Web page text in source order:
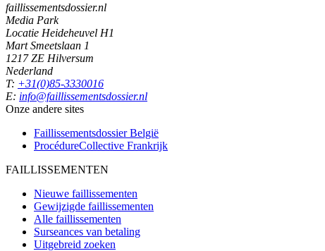
faillissementsdossier.nl
Media Park
Locatie Heideheuvel H1
Mart Smeetslaan 1
1217 ZE Hilversum
Nederland
T: +31(0)85-3330016
E: info@faillissementsdossier.nl
Onze andere sites
Faillissementsdossier België
ProcédureCollective Frankrijk
FAILLISSEMENTEN
Nieuwe faillissementen
Gewijzigde faillissementen
Alle faillissementen
Surseances van betaling
Uitgebreid zoeken